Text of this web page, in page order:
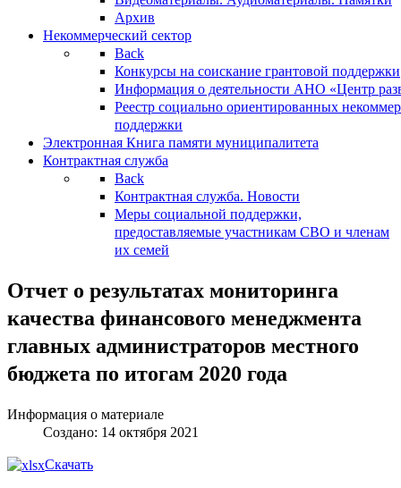
Архив
Некоммерческий сектор
Back
Конкурсы на соискание грантовой поддержки
Информация о деятельности АНО «Центр
Реестр социально ориентированных
поддержки
Электронная Книга памяти муниципалитета
Контрактная служба
Back
Контрактная служба. Новости
Меры социальной поддержки,
предоставляемые участникам СВО и членам
их семей
Отчет о результатах мониторинга
качества финансового менеджмента
главных администраторов местного
бюджета по итогам 2020 года
Информация о материале
Создано: 14 октября 2021
Скачать